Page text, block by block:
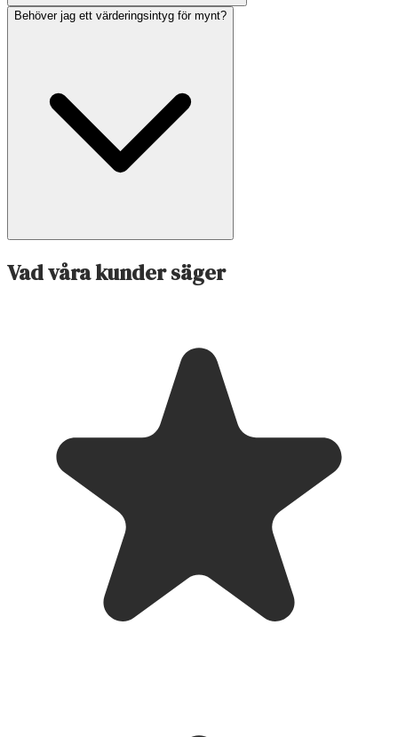
Behöver jag ett värderingsintyg för mynt?
Vad våra kunder säger